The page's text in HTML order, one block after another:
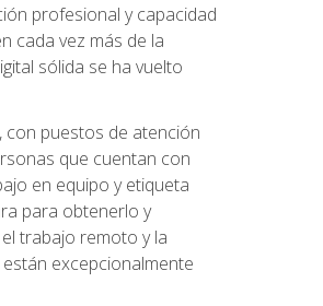
profesional y capacidad
cada vez más de la
sólida se ha vuelto
con puestos de atención
que cuentan con
en equipo y etiqueta
para obtenerlo y
trabajo remoto y la
excepcionalmente